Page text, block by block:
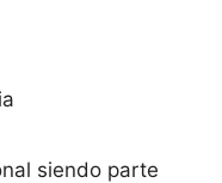
siendo parte